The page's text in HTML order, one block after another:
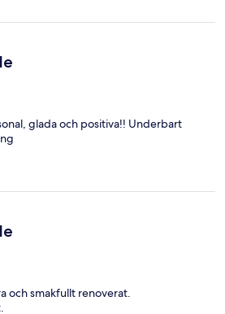
glada och positiva!! Underbart
och smakfullt renoverat.